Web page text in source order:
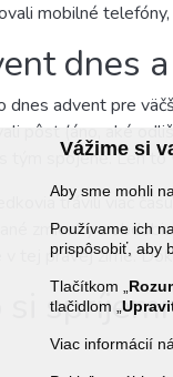
Vážime si
Aby sme mohli
Používame ich
prispôsobiť, aby
Tlačítkom „
tlačidlom „
Viac informácií
mobilné telefóny,
dnes
dnes advent pre
pôst (áno, aké
tým spojené. Len to
trávili viac
zmienky z
v tej pravej zime.
si